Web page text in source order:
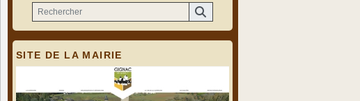
SITE DE LA MAIRIE